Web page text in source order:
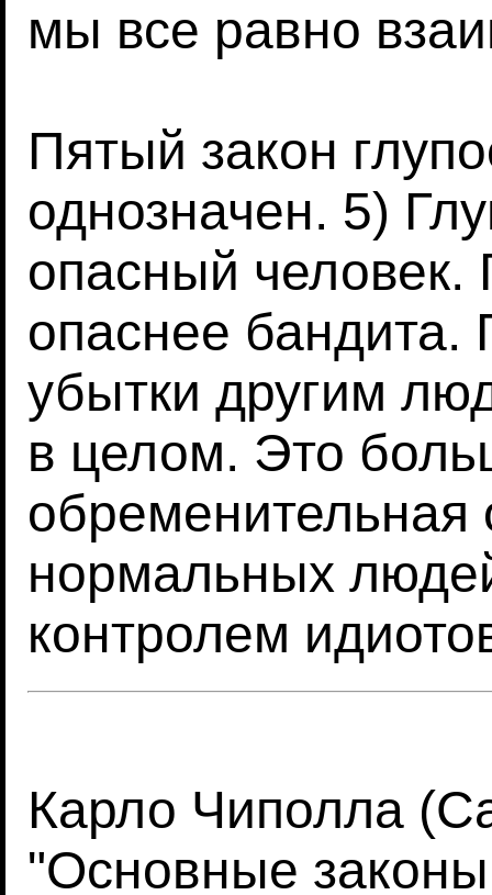
мы все равно
Пятый закон
однозначен. 5)
опасный человек.
опаснее бандита.
убытки другим
в целом. Это
обременительная
нормальных
контролем
Карло Чиполла
"Основные